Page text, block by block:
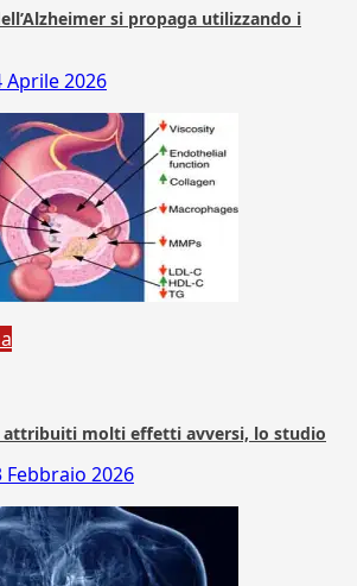
si propaga utilizzando i
Aprile 2026
molti effetti avversi, lo studio
Febbraio 2026